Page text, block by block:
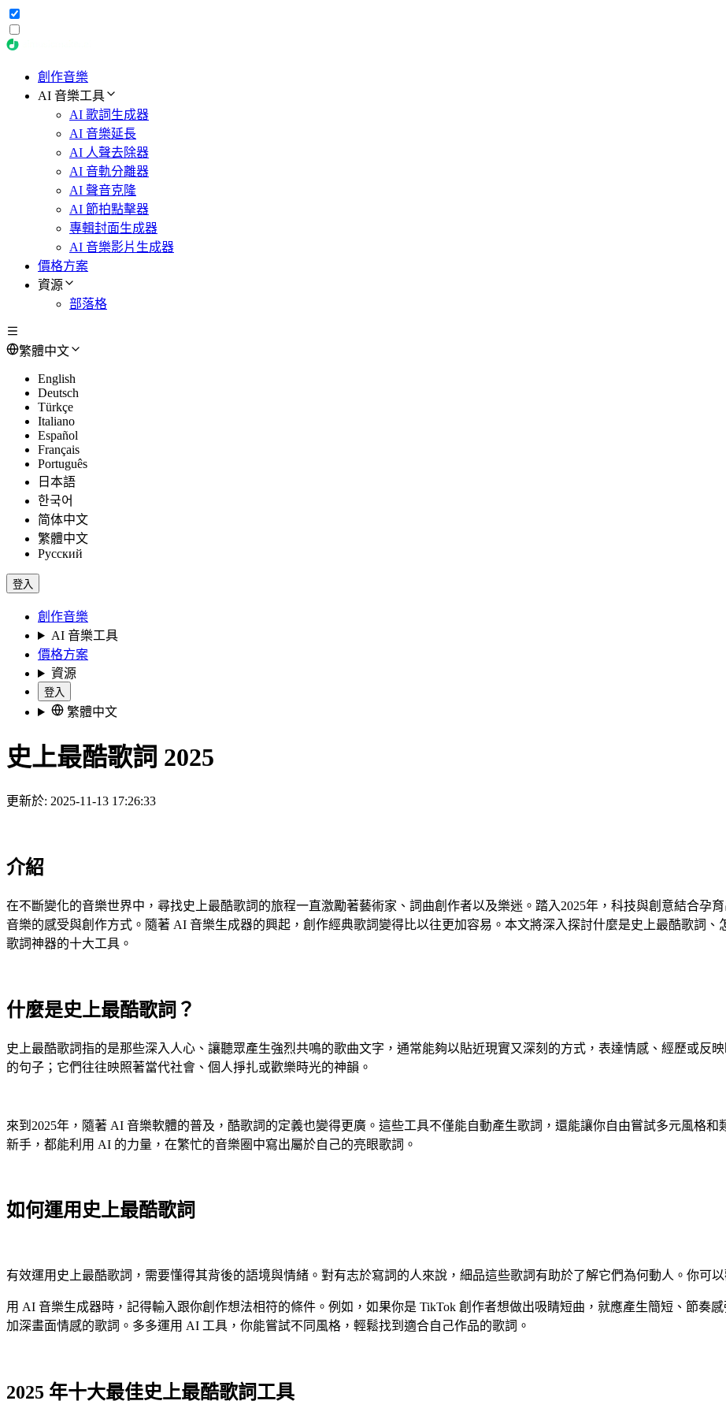
創作音樂
AI 音樂工具
AI 歌詞生成器
AI 音樂延長
AI 人聲去除器
AI 音軌分離器
AI 聲音克隆
AI 節拍點擊器
專輯封面生成器
AI 音樂影片生成器
價格方案
資源
部落格
繁體中文
English
Deutsch
Türkçe
Italiano
Español
Français
Português
日本語
한국어
简体中文
繁體中文
Русский
登入
創作音樂
AI 音樂工具
價格方案
資源
登入
繁體中文
史上最酷歌詞 2025
更新於: 2025-11-13 17:26:33
介紹
在不斷變化的音樂世界中，尋找史上最酷歌詞的旅程一直激勵著藝術家、詞曲創作者以及樂迷。踏入2025年，科技與創意結合孕
音樂的感受與創作方式。隨著 AI 音樂生成器的興起，創作經典歌詞變得比以往更加容易。本文將深入探討什麼是史上最酷歌詞
歌詞神器的十大工具。
什麼是史上最酷歌詞？
史上最酷歌詞指的是那些深入人心、讓聽眾產生強烈共鳴的歌曲文字，通常能夠以貼近現實又深刻的方式，表達情感、經歷或反
的句子；它們往往映照著當代社會、個人掙扎或歡樂時光的神韻。
來到2025年，隨著 AI 音樂軟體的普及，酷歌詞的定義也變得更廣。這些工具不僅能自動產生歌詞，還能讓你自由嘗試多元風格
新手，都能利用 AI 的力量，在繁忙的音樂圈中寫出屬於自己的亮眼歌詞。
如何運用史上最酷歌詞
有效運用史上最酷歌詞，需要懂得其背後的語境與情緒。對有志於寫詞的人來說，細品這些歌詞有助於了解它們為何動人。你可
用 AI 音樂生成器時，記得輸入跟你創作想法相符的條件。例如，如果你是 TikTok 創作者想做出吸睛短曲，就應產生簡短、節奏
加深畫面情感的歌詞。多多運用 AI 工具，你能嘗試不同風格，輕鬆找到適合自己作品的歌詞。
2025 年十大最佳史上最酷歌詞工具